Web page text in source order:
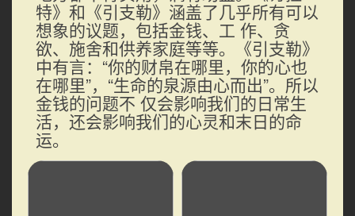
特》和《引支勒》涵盖了几乎所有可以
想象的议题，包括金钱、工 作、贪
欲、施舍和供养家庭等等。《引支勒》
中有言：“你的财帛在哪里，你的心也
在哪里”，“生命的泉源由心而出”。所以
金钱的问题不 仅会影响我们的日常生
活，还会影响我们的心灵和末日的命
运。